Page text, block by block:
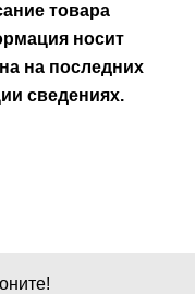
товара
носит
на последних
сведениях.